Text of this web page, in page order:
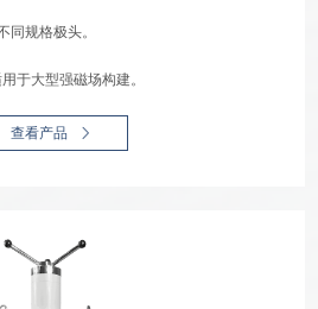
同规格极头。
于大型强磁场构建。
查看产品